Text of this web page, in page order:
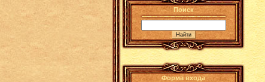
Поиск
Форма входа